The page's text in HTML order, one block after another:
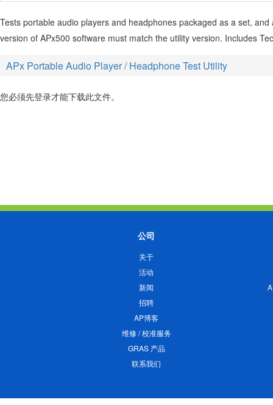
Tests portable audio players and headphones packaged as a set,
version of APx500 software must match the utility version. Includes
APx Portable Audio Player / Headphone Test Utility
您必须先登录才能下载此文件。
公司
关于
活动
新闻
招聘
AP博客
维修 / 校准服务
GRAS 产品
联系我们